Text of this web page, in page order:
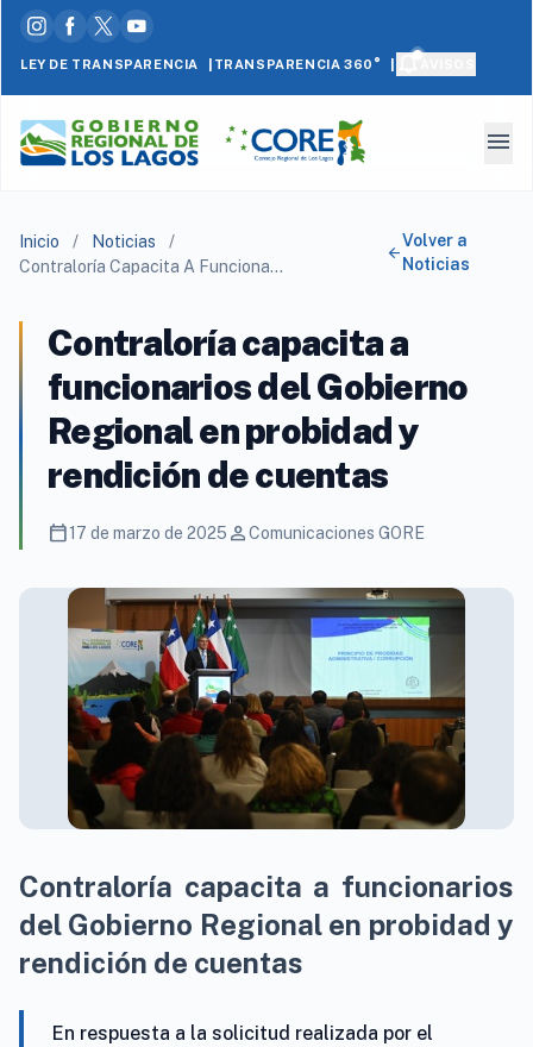
LEY DE TRANSPARENCIA | TRANSPARENCIA 360°
menu
Inicio / Noticias
/
Contraloría Capacita A Funcionarios Del Gobierno Regional En Probidad Y Rendición De Cuentas
arrow_back
Volver a
Noticias
Contraloría capacita a
funcionarios del Gobierno
Regional en probidad y
rendición de cuentas
calendar_today17 de marzo de 2025 personComunicaciones GORE
Contraloría capacita a funcionarios
del Gobierno Regional en probidad y
rendición de cuentas
En respuesta a la solicitud realizada por el